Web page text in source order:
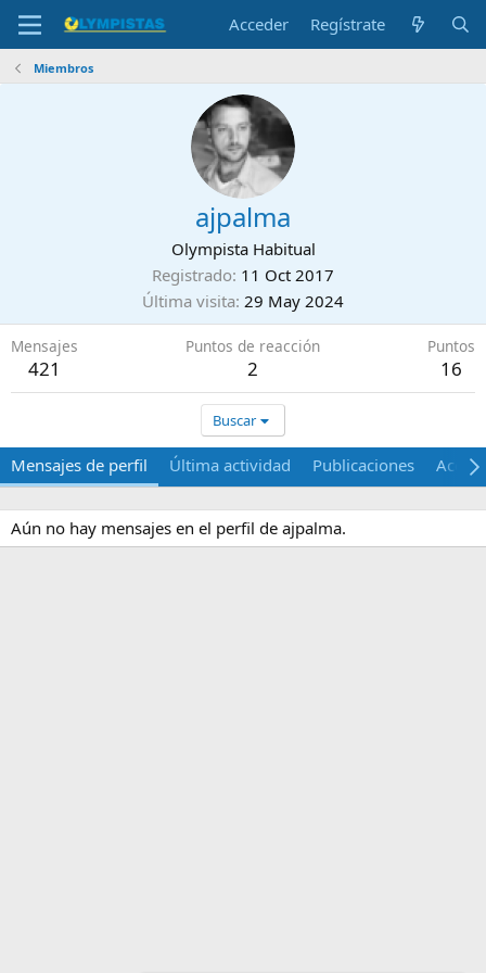
Acceder Regístrate
Miembros
ajpalma
Olympista Habitual
Registrado 11 Oct 2017
Última visita 29 May 2024
Mensajes
421
Puntos de reacción
2
Puntos
16
Buscar
Mensajes de perfil Última actividad Publicaciones Acerca
Aún no hay mensajes en el perfil de ajpalma.